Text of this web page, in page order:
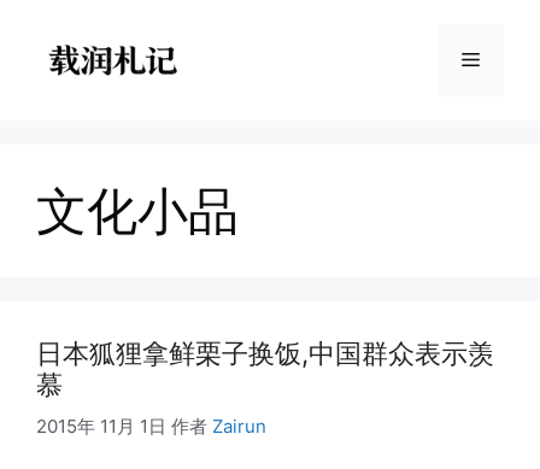
菜
文化小品
日本狐狸拿鲜栗子换饭,中国群众表示羡
慕
2015年 11月 1日 作者 Zairun